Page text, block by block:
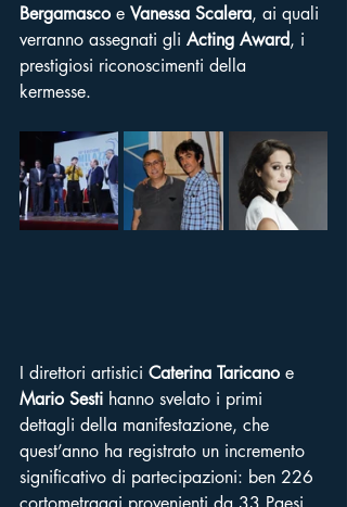
Bergamasco e Vanessa Scalera, ai quali
verranno assegnati gli Acting Award, i
prestigiosi riconoscimenti della
kermesse.
I direttori artistici Caterina Taricano e
Mario Sesti hanno svelato i primi
dettagli della manifestazione, che
quest’anno ha registrato un incremento
significativo di partecipazioni: ben 226